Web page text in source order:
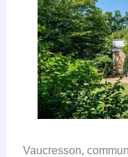
Vaucresson,